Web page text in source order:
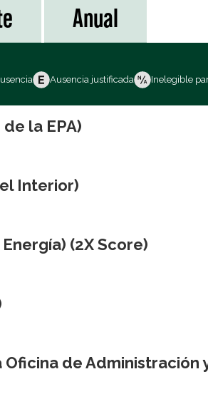
Anual
Ausencia justificada Inelegible
la EPA)
Interior)
(2X Score)
de Administración